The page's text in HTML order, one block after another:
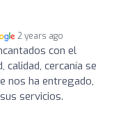
2 years ago
con el
calidad, cercanía se
nos ha entregado,
servicios.